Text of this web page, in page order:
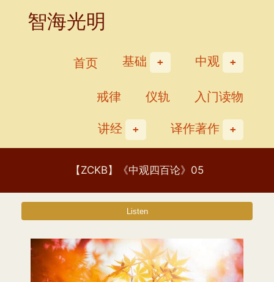
智海光明
首页 基础
中观
戒律
仪轨
入门读物
讲经
译作著作
【ZCKB】《中观四百论》05